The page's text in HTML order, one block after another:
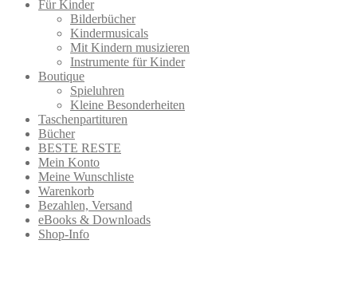
Für Kinder
Bilderbücher
Kindermusicals
Mit Kindern musizieren
Instrumente für Kinder
Boutique
Spieluhren
Kleine Besonderheiten
Taschenpartituren
Bücher
BESTE RESTE
Mein Konto
Meine Wunschliste
Warenkorb
Bezahlen, Versand
eBooks & Downloads
Shop-Info